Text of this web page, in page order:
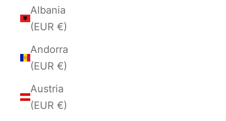
Albania
(EUR €)
Andorra
(EUR €)
Austria
(EUR €)